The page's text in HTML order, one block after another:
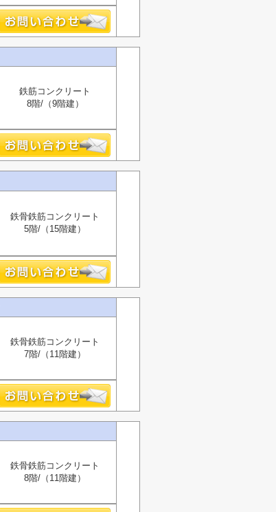
鉄筋コンクリート
8階/（9階建）
鉄骨鉄筋コンクリート
5階/（15階建）
鉄骨鉄筋コンクリート
7階/（11階建）
鉄骨鉄筋コンクリート
8階/（11階建）